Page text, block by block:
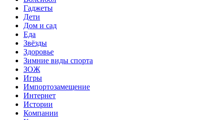
Гаджеты
Дети
Дом и сад
Еда
Звёзды
Здоровье
Зимние виды спорта
ЗОЖ
Игры
Импортозамещение
Интернет
Истории
Компании